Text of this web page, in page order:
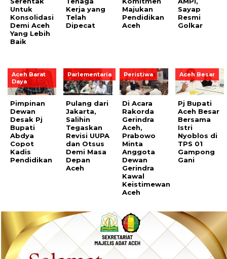
Untuk
Konsolidasi
Demi Aceh
Yang Lebih
Baik
Kerja yang
Telah
Dipecat
Majukan
Pendidikan
Aceh
Sayap
Resmi
Golkar
Aceh Barat
Daya
Pimpinan
Dewan
Desak Pj
Bupati
Abdya
Copot
Kadis
Pendidikan
Parlementaria
Pulang dari
Jakarta,
Salihin
Tegaskan
Revisi UUPA
dan Otsus
Demi Masa
Depan
Aceh
Peristiwa
Di Acara
Rakorda
Gerindra
Aceh,
Prabowo
Minta
Anggota
Dewan
Gerindra
Kawal
Keistimewan
Aceh
Aceh Besar
Pj Bupati
Aceh Besar
Bersama
Istri
Nyoblos di
TPS 01
Gampong
Gani